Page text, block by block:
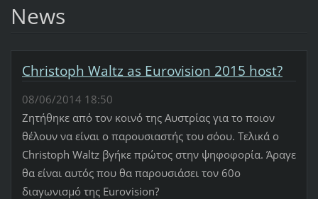
News
Christoph Waltz as Eurovision 2015 host?
08/06/2014 18:50
Ζητήθηκε από τον κοινό της Αυστρίας για το ποιον
θέλουν να είναι ο παρουσιαστής του σόου. Τελικά ο
Christoph Waltz βγήκε πρώτος στην ψηφοφορία. Άραγε
θα είναι αυτός που θα παρουσιάσει τον 60ο
διαγωνισμό της Eurovision?